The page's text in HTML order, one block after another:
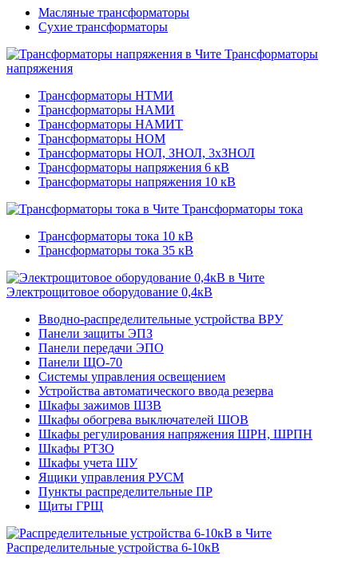
Масляные трансформаторы
Сухие трансформаторы
Трансформаторы
напряжения
Трансформаторы НТМИ
Трансформаторы НАМИ
Трансформаторы НАМИТ
Трансформаторы НОМ
Трансформаторы НОЛ, ЗНОЛ, 3хЗНОЛ
Трансформаторы напряжения 6 кВ
Трансформаторы напряжения 10 кВ
Трансформаторы тока
Трансформаторы тока 10 кВ
Трансформаторы тока 35 кВ
Электрощитовое оборудование 0,4кВ
Вводно-распределительные устройства ВРУ
Панели защиты ЭПЗ
Панели передачи ЭПО
Панели ЩО-70
Системы управления освещением
Устройства автоматического ввода резерва
Шкафы зажимов ШЗВ
Шкафы обогрева выключателей ШОВ
Шкафы регулирования напряжения ШРН, ШРПН
Шкафы РТЗО
Шкафы учета ШУ
Ящики управления РУСМ
Пункты распределительные ПР
Щиты ГРЩ
Распределительные устройства 6-10кВ